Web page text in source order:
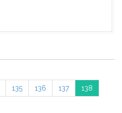
135 136 137 138